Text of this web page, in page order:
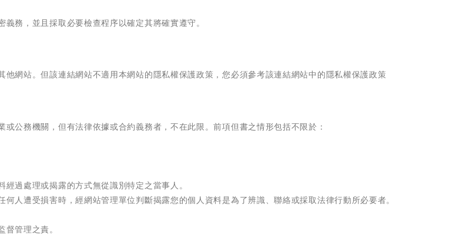
務，並且採取必要檢查程序以確定其將確實遵守。
網站。但該連結網站不適用本網站的隱私權保護政策，您必須參考該連結網站中的隱私權保護政策
公務機關，但有法律依據或合約義務者，不在此限。前項但書之情形包括不限於：
過處理或揭露的方式無從識別特定之當事人。
人遭受損害時，經網站管理單位判斷揭露您的個人資料是為了辨識、聯絡或採取法律行動所必要者。
管理之責。